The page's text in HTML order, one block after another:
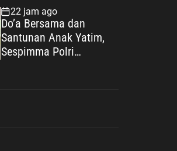
Warisan Pengabdian
22 jam ago
Do’a Bersama dan
Santunan Anak Yatim,
Sespimma Polri